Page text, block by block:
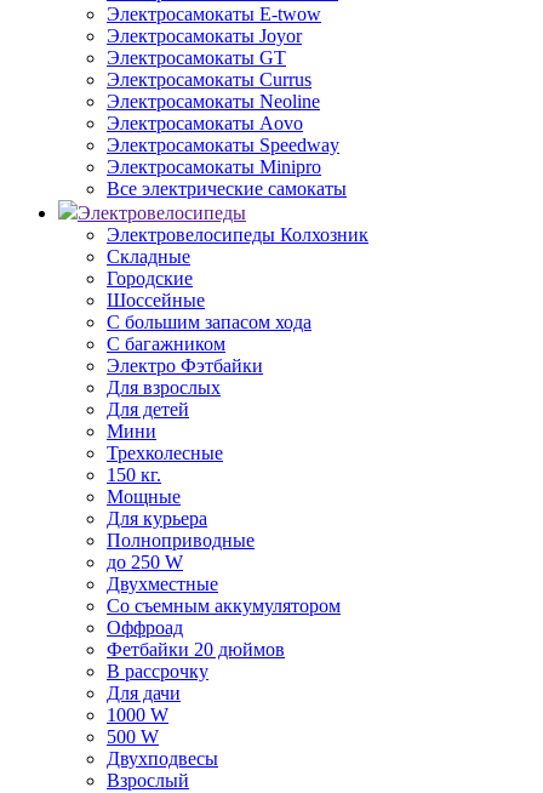
Электросамокаты E-twow
Электросамокаты Joyor
Электросамокаты GT
Электросамокаты Currus
Электросамокаты Neoline
Электросамокаты Aovo
Электросамокаты Speedway
Электросамокаты Minipro
Все электрические самокаты
Электровелосипеды
Электровелосипеды Колхозник
Складные
Городские
Шоссейные
С большим запасом хода
С багажником
Электро Фэтбайки
Для взрослых
Для детей
Мини
Трехколесные
150 кг.
Мощные
Для курьера
Полноприводные
до 250 W
Двухместные
Со съемным аккумулятором
Оффроад
Фетбайки 20 дюймов
В рассрочку
Для дачи
1000 W
500 W
Двухподвесы
Взрослый